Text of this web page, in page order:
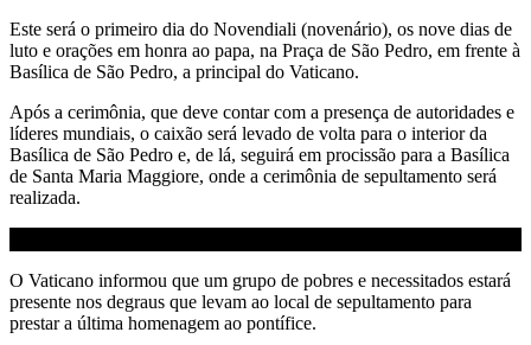
Este será o primeiro dia do Novendiali (novenário), os nove dias de
luto e orações em honra ao papa, na Praça de São Pedro, em frente à
Basílica de São Pedro, a principal do Vaticano.
Após a cerimônia, que deve contar com a presença de autoridades e
líderes mundiais, o caixão será levado de volta para o interior da
Basílica de São Pedro e, de lá, seguirá em procissão para a Basílica
de Santa Maria Maggiore, onde a cerimônia de sepultamento será
realizada.
O Vaticano informou que um grupo de pobres e necessitados estará
presente nos degraus que levam ao local de sepultamento para
prestar a última homenagem ao pontífice.